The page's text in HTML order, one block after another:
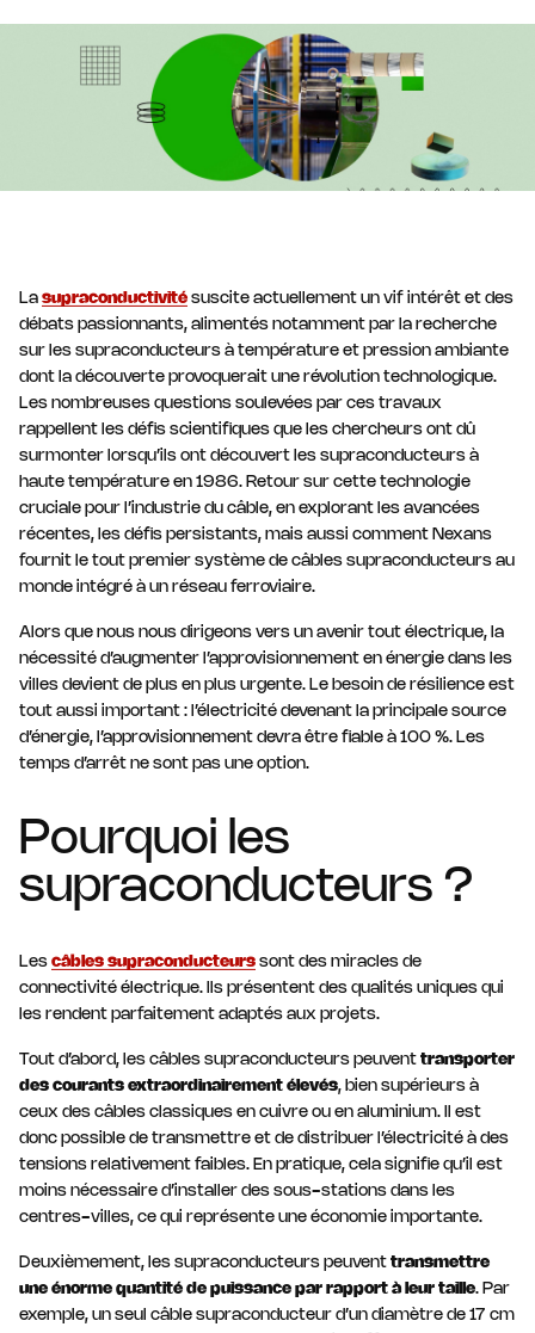
La supraconductivité suscite actuellement un vif intérêt et des
débats passionnants, alimentés notamment par la recherche
sur les supraconducteurs à température et pression ambiante
dont la découverte provoquerait une révolution technologique.
Les nombreuses questions soulevées par ces travaux
rappellent les défis scientifiques que les chercheurs ont dû
surmonter lorsqu’ils ont découvert les supraconducteurs à
haute température en 1986. Retour sur cette technologie
cruciale pour l’industrie du câble, en explorant les avancées
récentes, les défis persistants, mais aussi comment Nexans
fournit le tout premier système de câbles supraconducteurs au
monde intégré à un réseau ferroviaire.
Alors que nous nous dirigeons vers un avenir tout électrique, la
nécessité d’augmenter l’approvisionnement en énergie dans les
villes devient de plus en plus urgente. Le besoin de résilience est
tout aussi important : l’électricité devenant la principale source
d’énergie, l’approvisionnement devra être fiable à 100 %. Les
temps d’arrêt ne sont pas une option.
Pourquoi les
supraconducteurs ?
Les câbles supraconducteurs sont des miracles de
connectivité électrique. Ils présentent des qualités uniques qui
les rendent parfaitement adaptés aux projets.
Tout d’abord, les câbles supraconducteurs peuvent transporter
des courants extraordinairement élevés, bien supérieurs à
ceux des câbles classiques en cuivre ou en aluminium. Il est
donc possible de transmettre et de distribuer l’électricité à des
tensions relativement faibles. En pratique, cela signifie qu’il est
moins nécessaire d’installer des sous-stations dans les
centres-villes, ce qui représente une économie importante.
Deuxièmement, les supraconducteurs peuvent transmettre
une énorme quantité de puissance par rapport à leur taille. Par
exemple, un seul câble supraconducteur d’un diamètre de 17 cm